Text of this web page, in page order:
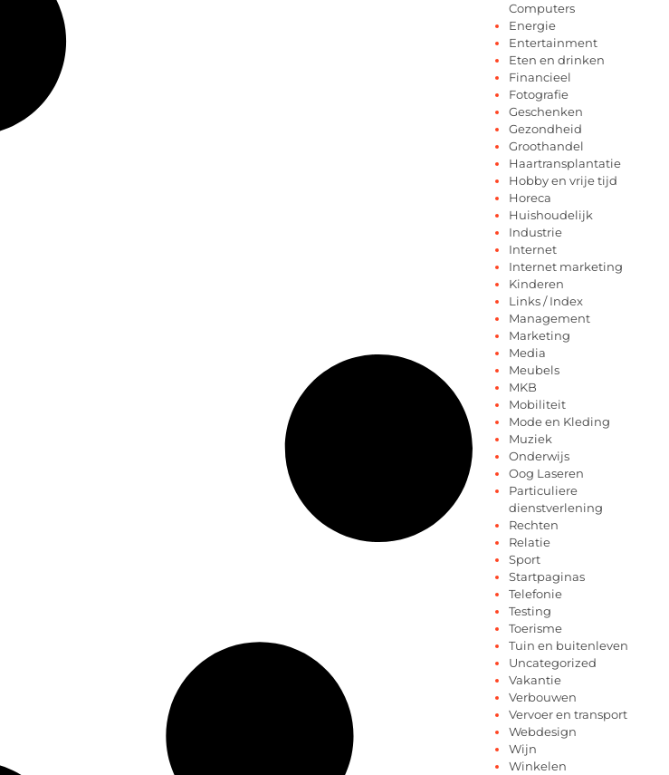
Computers
Energie
Entertainment
Eten en drinken
Financieel
Fotografie
Geschenken
Gezondheid
Groothandel
Haartransplantatie
Hobby en vrije tijd
Horeca
Huishoudelijk
Industrie
Internet
Internet marketing
Kinderen
Links / Index
Management
Marketing
Media
Meubels
MKB
Mobiliteit
Mode en Kleding
Muziek
Onderwijs
Oog Laseren
Particuliere
dienstverlening
Rechten
Relatie
Sport
Startpaginas
Telefonie
Testing
Toerisme
Tuin en buitenleven
Uncategorized
Vakantie
Verbouwen
Vervoer en transport
Webdesign
Wijn
Winkelen